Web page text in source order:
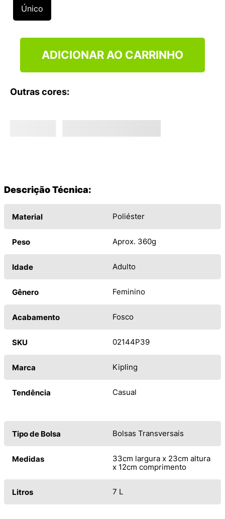
Único
ADICIONAR AO CARRINHO
Outras cores:
Descrição Técnica:
Material Poliéster
Peso Aprox. 360g
Idade Adulto
Gênero Feminino
Acabamento Fosco
SKU 02144P39
Marca Kipling
Tendência Casual
Tipo de Bolsa Bolsas Transversais
Medidas
33cm largura x 23cm altura
x 12cm comprimento
Litros 7 L
º
NEW 530
10º VEJA COUNTRY